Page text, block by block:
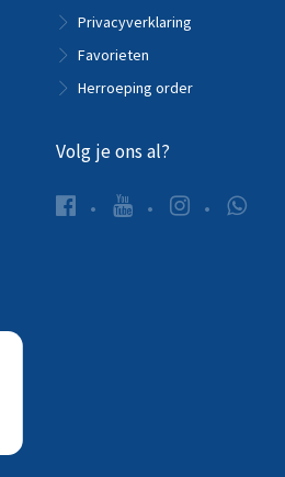
Privacyverklaring
Favorieten
Herroeping order
Volg je ons al?